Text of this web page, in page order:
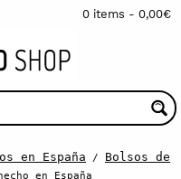
0 items - 0,00€
en España / Bolsos de
en España